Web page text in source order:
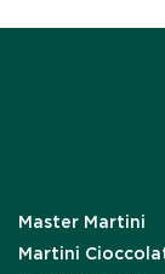
Master Martini
Martini